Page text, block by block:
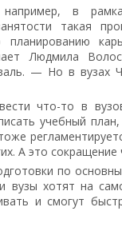
в
такая
планированию
Людмила
— Но в вузах
что-то в
учебный
А это
по
хотят на
и смогут